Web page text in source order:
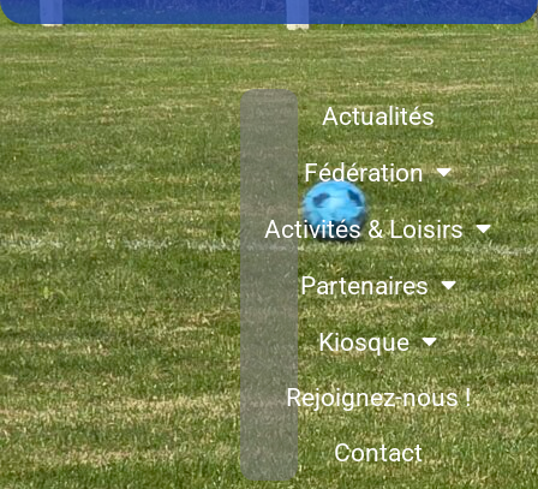
Actualités
Fédération
Activités & Loisirs
Partenaires
Kiosque
Rejoignez-nous !
Contact